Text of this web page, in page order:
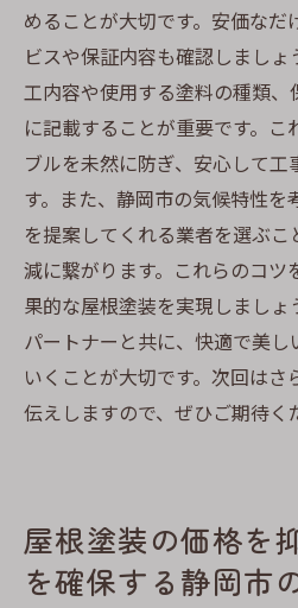
品質と費用のバラン
り評価
地域の特性を活かし
顧客満足度を高める
ト
めることが大切です。安価なだ
ビスや保証内容も確認しまし
工内容や使用する塗料の種類
に記載することが重要です。こ
ブルを未然に防ぎ、安心して
す。また、静岡市の気候特性を
を提案してくれる業者を選ぶ
減に繋がります。これらのコツ
果的な屋根塗装を実現しましょ
パートナーと共に、快適で美
いくことが大切です。次回は
伝えしますので、ぜひご期待く
屋根塗装の価格を
を確保する静岡市